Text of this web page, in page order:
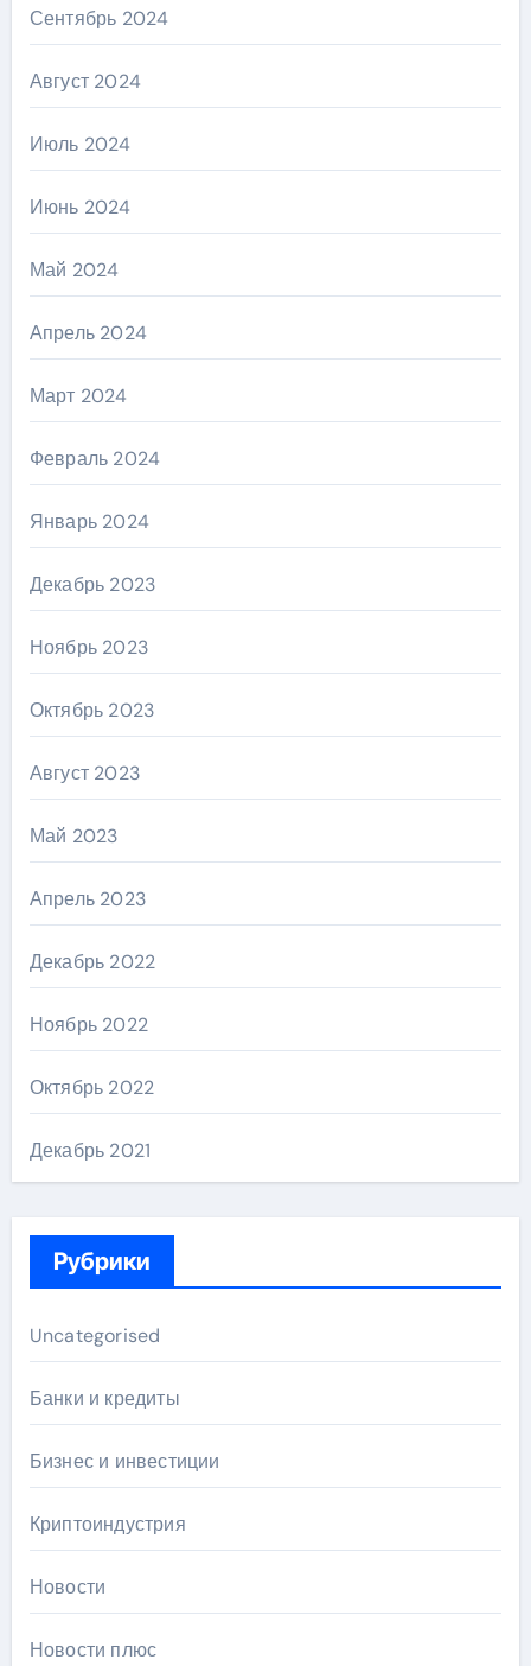
Сентябрь 2024
Август 2024
Июль 2024
Июнь 2024
Май 2024
Апрель 2024
Март 2024
Февраль 2024
Январь 2024
Декабрь 2023
Ноябрь 2023
Октябрь 2023
Август 2023
Май 2023
Апрель 2023
Декабрь 2022
Ноябрь 2022
Октябрь 2022
Декабрь 2021
Рубрики
Uncategorised
Банки и кредиты
Бизнес и инвестиции
Криптоиндустрия
Новости
Новости плюс